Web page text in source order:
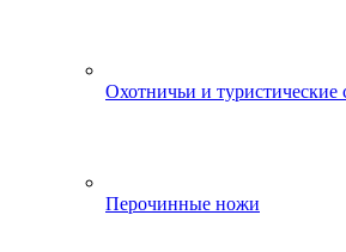
Охотничьи и
Перочинные ножи